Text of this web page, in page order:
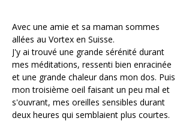
Avec une amie et sa maman sommes
allées au Vortex en Suisse.
J'y ai trouvé une grande sérénité durant
mes méditations, ressenti bien enracinée
et une grande chaleur dans mon dos. Puis
mon troisième oeil faisant un peu mal et
s'ouvrant, mes oreilles sensibles durant
deux heures qui semblaient plus courtes.